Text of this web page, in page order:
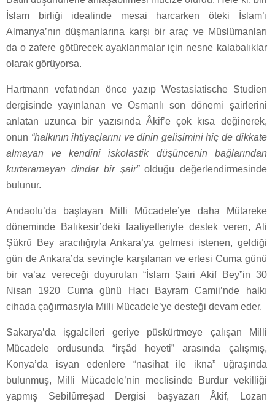
İslam birliği idealinde mesai harcarken öteki İslam’ı
Almanya’nın düşmanlarına karşı bir araç ve Müslümanları
da o zafere götürecek ayaklanmalar için nesne kalabalıklar
olarak görüyorsa.
Hartmann vefatından önce yazıp Westasiatische Studien
dergisinde yayınlanan ve Osmanlı son dönemi şairlerini
anlatan uzunca bir yazısında Âkif’e çok kısa değinerek,
onun “halkının ihtiyaçlarını ve dinin gelişimini hiç de dikkate
almayan ve kendini iskolastik düşüncenin bağlarından
kurtaramayan dindar bir şair”olduğu değerlendirmesinde
bulunur.
Andaolu’da başlayan Milli Mücadele’ye daha Mütareke
döneminde Balıkesir’deki faaliyetleriyle destek veren, Ali
Şükrü Bey aracılığıyla Ankara’ya gelmesi istenen, geldiği
gün de Ankara’da sevinçle karşılanan ve ertesi Cuma günü
bir va’az vereceği duyurulan “İslam Şairi Akif Bey”in 30
Nisan 1920 Cuma günü Hacı Bayram Camii’nde halkı
cihada çağırmasıyla Milli Mücadele’ye desteği devam eder.
Sakarya’da işgalcileri geriye püskürtmeye çalışan Milli
Mücadele ordusunda “irşâd heyeti” arasında çalışmış,
Konya’da isyan edenlere “nasihat ile ikna” uğraşında
bulunmuş, Milli Mücadele’nin meclisinde Burdur vekilliği
yapmış Sebilûrreşad Dergisi başyazarı Âkif, Lozan